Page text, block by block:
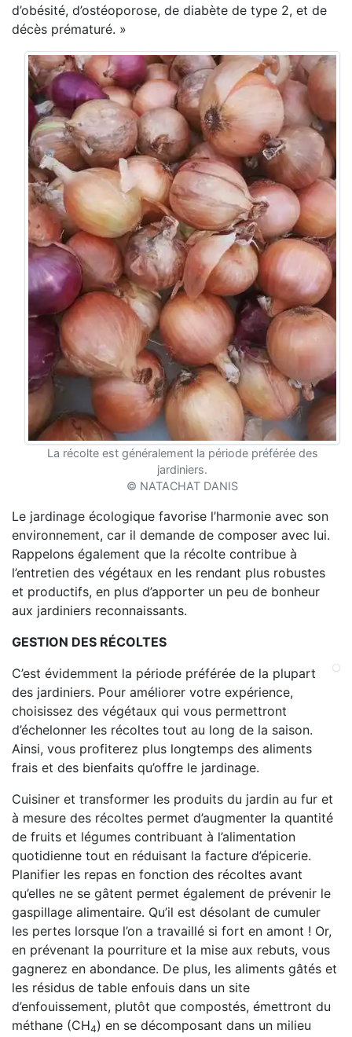
d’obésité, d’ostéoporose, de diabète de type 2, et de
décès prématuré. »
La récolte est généralement la période préférée des
jardiniers.
© NATACHAT DANIS
Le jardinage écologique favorise l’harmonie avec son
environnement, car il demande de composer avec lui.
Rappelons également que la récolte contribue à
l’entretien des végétaux en les rendant plus robustes
et productifs, en plus d’apporter un peu de bonheur
aux jardiniers reconnaissants.
GESTION DES RÉCOLTES
C’est évidemment la période préférée de la plupart
des jardiniers. Pour améliorer votre expérience,
choisissez des végétaux qui vous permettront
d’échelonner les récoltes tout au long de la saison.
Ainsi, vous profiterez plus longtemps des aliments
frais et des bienfaits qu’offre le jardinage.
Cuisiner et transformer les produits du jardin au fur et
à mesure des récoltes permet d’augmenter la quantité
de fruits et légumes contribuant à l’alimentation
quotidienne tout en réduisant la facture d’épicerie.
Planifier les repas en fonction des récoltes avant
qu’elles ne se gâtent permet également de prévenir le
gaspillage alimentaire. Qu’il est désolant de cumuler
les pertes lorsque l’on a travaillé si fort en amont ! Or,
en prévenant la pourriture et la mise aux rebuts, vous
gagnerez en abondance. De plus, les aliments gâtés et
les résidus de table enfouis dans un site
d’enfouissement, plutôt que compostés, émettront du
méthane (CH4) en se décomposant dans un milieu